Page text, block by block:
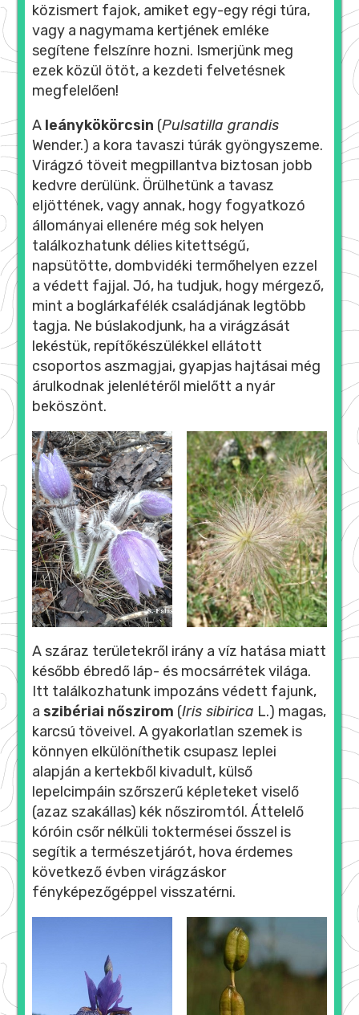
közismert fajok, amiket egy-egy régi túra,
vagy a nagymama kertjének emléke
segítene felszínre hozni. Ismerjünk meg
ezek közül ötöt, a kezdeti felvetésnek
megfelelően!
A leánykökörcsin (Pulsatilla grandis
Wender.) a kora tavaszi túrák gyöngyszeme.
Virágzó töveit megpillantva biztosan jobb
kedvre derülünk. Örülhetünk a tavasz
eljöttének, vagy annak, hogy fogyatkozó
állományai ellenére még sok helyen
találkozhatunk délies kitettségű,
napsütötte, dombvidéki termőhelyen ezzel
a védett fajjal. Jó, ha tudjuk, hogy mérgező,
mint a boglárkafélék családjának legtöbb
tagja. Ne búslakodjunk, ha a virágzását
lekéstük, repítőkészülékkel ellátott
csoportos aszmagjai, gyapjas hajtásai még
árulkodnak jelenlétéről mielőtt a nyár
beköszönt.
A száraz területekről irány a víz hatása miatt
később ébredő láp- és mocsárrétek világa.
Itt találkozhatunk impozáns védett fajunk,
aszibériai nőszirom (Iris sibirica L.) magas,
karcsú töveivel. A gyakorlatlan szemek is
könnyen elkülöníthetik csupasz leplei
alapján a kertekből kivadult, külső
lepelcimpáin szőrszerű képleteket viselő
(azaz szakállas) kék nősziromtól. Áttelelő
kóróin csőr nélküli toktermései ősszel is
segítik a természetjárót, hova érdemes
következő évben virágzáskor
fényképezőgéppel visszatérni.